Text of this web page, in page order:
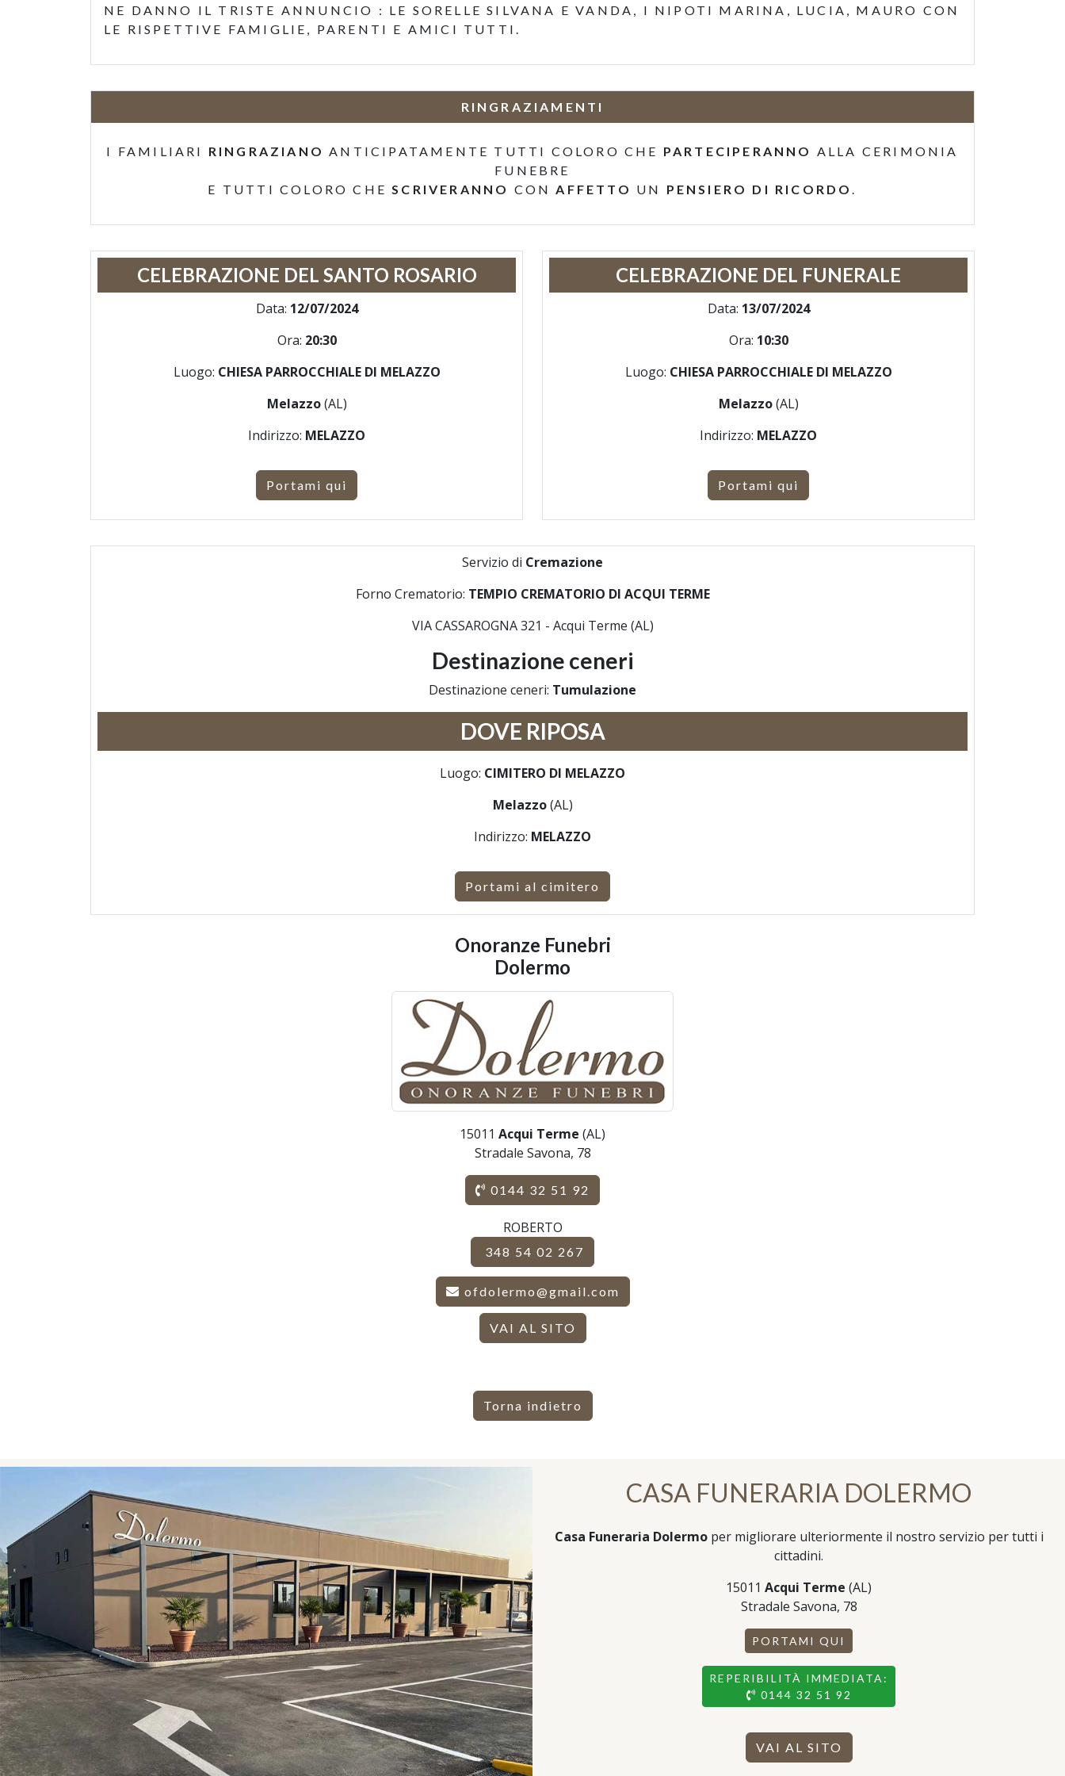
NE DANNO IL TRISTE ANNUNCIO : LE SORELLE SILVANA E VANDA, I NIPOTI MARINA, LUCIA, MAURO CON
LE RISPETTIVE FAMIGLIE, PARENTI E AMICI TUTTI.
RINGRAZIAMENTI
I FAMILIARI RINGRAZIANO ANTICIPATAMENTE TUTTI COLORO CHE PARTECIPERANNO ALLA CERIMONIA
FUNEBRE
E TUTTI COLORO CHESCRIVERANNO CONAFFETTO UN PENSIERO DI RICORDO.
CELEBRAZIONE DEL SANTO ROSARIO
Data: 12/07/2024
Ora: 20:30
Luogo: CHIESA PARROCCHIALE DI MELAZZO
Melazzo(AL)
Indirizzo: MELAZZO
Portami qui
CELEBRAZIONE DEL FUNERALE
Data: 13/07/2024
Ora: 10:30
Luogo: CHIESA PARROCCHIALE DI MELAZZO
Melazzo(AL)
Indirizzo: MELAZZO
Portami qui
Servizio di Cremazione
Forno Crematorio: TEMPIO CREMATORIO DI ACQUI TERME
VIA CASSAROGNA 321 - Acqui Terme (AL)
Destinazione ceneri
Destinazione ceneri: Tumulazione
DOVE RIPOSA
Luogo: CIMITERO DI MELAZZO
Melazzo(AL)
Indirizzo: MELAZZO
Portami al cimitero
Onoranze Funebri
Dolermo
15011 Acqui Terme (AL)
Stradale Savona, 78
0144 32 51 92
ROBERTO
348 54 02 267
ofdolermo@gmail.com
VAI AL SITO
Torna indietro
CASA FUNERARIA DOLERMO
Casa Funeraria Dolermoper migliorare ulteriormente il nostro servizio per tutti i
cittadini.
15011 Acqui Terme (AL)
Stradale Savona, 78
PORTAMI QUI
REPERIBILITÀ IMMEDIATA:
0144 32 51 92
VAI AL SITO